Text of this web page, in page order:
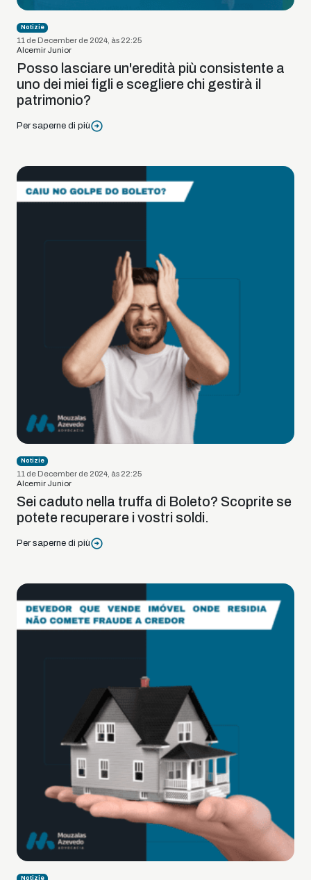
Notizie
11 de December de 2024, às 22:25
Alcemir Junior
Posso lasciare un'eredità più consistente a
uno dei miei figli e scegliere chi gestirà il
patrimonio?
Per saperne di più
Notizie
11 de December de 2024, às 22:25
Alcemir Junior
Sei caduto nella truffa di Boleto? Scoprite se
potete recuperare i vostri soldi.
Per saperne di più
Notizie